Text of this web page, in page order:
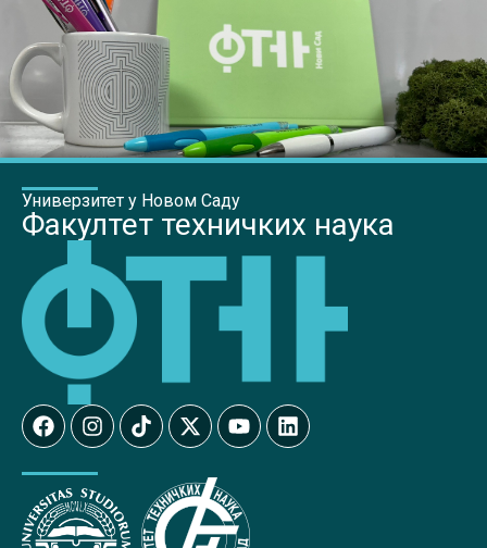
Универзитет у Новом Саду
Факултет техничких наука